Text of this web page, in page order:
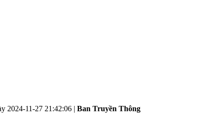
2024-11-27 21:42:06 | Ban Truyền Thông